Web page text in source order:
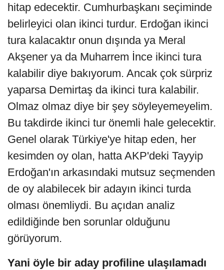
hitap edecektir. Cumhurbaşkanı seçiminde
belirleyici olan ikinci turdur. Erdoğan ikinci
tura kalacaktır onun dışında ya Meral
Akşener ya da Muharrem İnce ikinci tura
kalabilir diye bakıyorum. Ancak çok sürpriz
yaparsa Demirtaş da ikinci tura kalabilir.
Olmaz olmaz diye bir şey söyleyemeyelim.
Bu takdirde ikinci tur önemli hale gelecektir.
Genel olarak Türkiye'ye hitap eden, her
kesimden oy olan, hatta AKP'deki Tayyip
Erdoğan'ın arkasındaki mutsuz seçmenden
de oy alabilecek bir adayın ikinci turda
olması önemliydi. Bu açıdan analiz
edildiğinde ben sorunlar olduğunu
görüyorum.
Yani öyle bir aday profiline ulaşılamadı